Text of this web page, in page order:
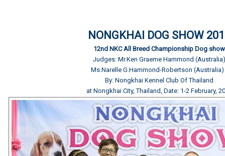
NONGKHAI DOG SHOW
12nd NKC All Breed Championship Dog show
Judges: Mr.Ken Graeme Hammond (Australia)
Ms.Narelle G.Hammond-Robertson
By: Nongkhai Kennel Club Of Thailand
at Nongkhai City, Thailand, Date: 1-2 February,